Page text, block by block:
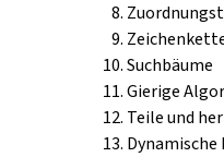
Suchbäume
Gierige
Teile und